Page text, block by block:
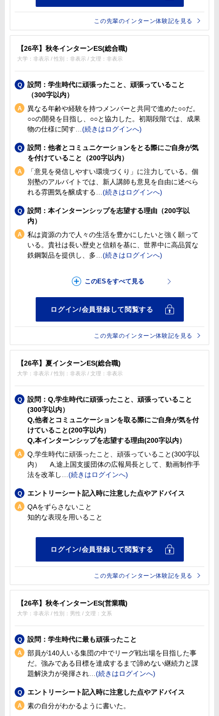
この先輩のインターン体験記を見る
【26卒】秋冬インターンES(総合職)
大学：非表示 / 性別：非表示 / 文理：非表示
設問：学生時代に頑張ったこと、頑張っていること
（300字以内）
異なる年齢や経験を持つメンバーと共同で進めた○○だ。
○○の開発を目指し、○○と協力した。初期段階では、成果
物の仕様に関す
設問：他者とコミュニケーションをとる際にご自身が気
を付けていること（200字以内）
「意見を発信しやすい環境づくり」に注力している。個
別塾のアルバイトでは、新人講師も意見を自由に述べら
れる雰囲気を醸成する
設問：本インターンシップを志望する理由（200字以
内）
私は資源の力で人々の生活を豊かにしたいと強く願って
いる。貴社は長い歴史と信頼を基に、世界中に高品質な
鉄鋼製品を提供し、多
この先輩のインターン体験記を見る
【26卒】夏インターンES(総合職)
大学：非表示 / 性別：非表示 / 文理：非表示
設問：Q,学生時代に頑張ったこと、頑張っていること
(300字以内）
Q,他者とコミュニケーションを取る際にご自身が気を付
けていること(200字以内）
Q,本インターンシップを志望する理由(200字以内）
Q,学生時代に頑張ったこと、頑張っていること(300字以
内） A,途上国支援団体の広報局長として、動画制作手
法を改革し
エントリーシート記入時に注意した点やアドバイス
QAをずらさないこと
知的な表現を用いること
この先輩のインターン体験記を見る
【26卒】秋冬インターンES(営業職)
大学：非表示 / 性別：男性 / 文理：文系
設問：学生時代に最も頑張ったこと
部員が140人いる集団の中でリーグ戦出場を目指した事
だ。強みである目標を達成するまで諦めない継続力と課
題解決力が発揮され
エントリーシート記入時に注意した点やアドバイス
素の自分がわかるように書いた。